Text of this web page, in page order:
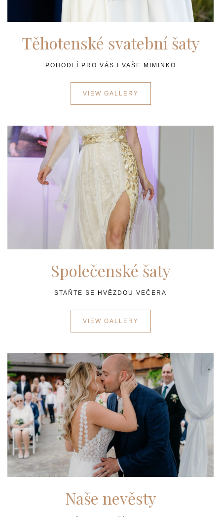
Těhotenské svatební šaty
POHODLÍ PRO VÁS I VAŠE MIMINKO
VIEW GALLERY
Společenské šaty
STAŇTE SE HVĚZDOU VEČERA
VIEW GALLERY
Naše nevěsty